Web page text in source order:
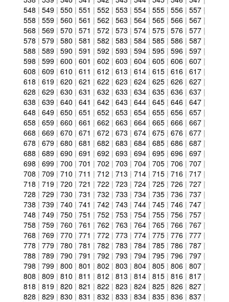
548 | 549 | 550 | 551 | 552 | 553 | 554 | 555 | 556 | 557 |
558 | 559 | 560 | 561 | 562 | 563 | 564 | 565 | 566 | 567 |
568 | 569 | 570 | 571 | 572 | 573 | 574 | 575 | 576 | 577 |
578 | 579 | 580 | 581 | 582 | 583 | 584 | 585 | 586 | 587 |
588 | 589 | 590 | 591 | 592 | 593 | 594 | 595 | 596 | 597 |
598 | 599 | 600 | 601 | 602 | 603 | 604 | 605 | 606 | 607 |
608 | 609 | 610 | 611 | 612 | 613 | 614 | 615 | 616 | 617 |
618 | 619 | 620 | 621 | 622 | 623 | 624 | 625 | 626 | 627 |
628 | 629 | 630 | 631 | 632 | 633 | 634 | 635 | 636 | 637 |
638 | 639 | 640 | 641 | 642 | 643 | 644 | 645 | 646 | 647 |
648 | 649 | 650 | 651 | 652 | 653 | 654 | 655 | 656 | 657 |
658 | 659 | 660 | 661 | 662 | 663 | 664 | 665 | 666 | 667 |
668 | 669 | 670 | 671 | 672 | 673 | 674 | 675 | 676 | 677 |
678 | 679 | 680 | 681 | 682 | 683 | 684 | 685 | 686 | 687 |
688 | 689 | 690 | 691 | 692 | 693 | 694 | 695 | 696 | 697 |
698 | 699 | 700 | 701 | 702 | 703 | 704 | 705 | 706 | 707 |
708 | 709 | 710 | 711 | 712 | 713 | 714 | 715 | 716 | 717 |
718 | 719 | 720 | 721 | 722 | 723 | 724 | 725 | 726 | 727 |
728 | 729 | 730 | 731 | 732 | 733 | 734 | 735 | 736 | 737 |
738 | 739 | 740 | 741 | 742 | 743 | 744 | 745 | 746 | 747 |
748 | 749 | 750 | 751 | 752 | 753 | 754 | 755 | 756 | 757 |
758 | 759 | 760 | 761 | 762 | 763 | 764 | 765 | 766 | 767 |
768 | 769 | 770 | 771 | 772 | 773 | 774 | 775 | 776 | 777 |
778 | 779 | 780 | 781 | 782 | 783 | 784 | 785 | 786 | 787 |
788 | 789 | 790 | 791 | 792 | 793 | 794 | 795 | 796 | 797 |
798 | 799 | 800 | 801 | 802 | 803 | 804 | 805 | 806 | 807 |
808 | 809 | 810 | 811 | 812 | 813 | 814 | 815 | 816 | 817 |
818 | 819 | 820 | 821 | 822 | 823 | 824 | 825 | 826 | 827 |
828 | 829 | 830 | 831 | 832 | 833 | 834 | 835 | 836 | 837 |